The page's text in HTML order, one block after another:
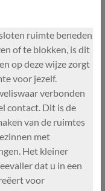
ruimte beneden
of te blokken, is dit
op deze wijze zorgt
voor jezelf.
verbonden
contact. Dit is de
van de ruimtes
met
Het kleiner
dat u in een
voor